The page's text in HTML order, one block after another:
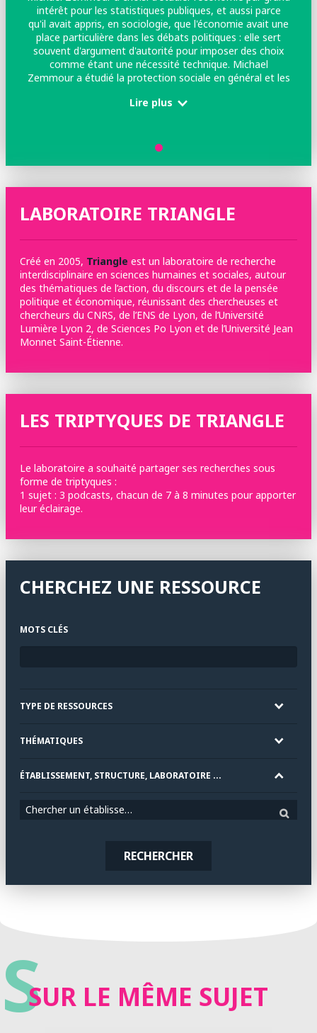
intérêt pour les statistiques publiques, et aussi parce
qu'il avait appris, en sociologie, que l'économie avait une
place particulière dans les débats politiques : elle sert
souvent d'argument d'autorité pour imposer des choix
comme étant une nécessité technique. Michael
Zemmour a étudié la protection sociale en général et les
aime les "gros sujets" , ceux qui concernent beaucoup
s'occupait notamment des bourses étudiantes. Cela l'a
Lire plus
LABORATOIRE TRIANGLE
Créé en 2005, Triangle est un laboratoire de recherche
interdisciplinaire en sciences humaines et sociales, autour
des thématiques de l’action, du discours et de la pensée
politique et économique, réunissant des chercheuses et
chercheurs du CNRS, de l’ENS de Lyon, de l’Université
Lumière Lyon 2, de Sciences Po Lyon et de l’Université Jean
Monnet Saint-Étienne.
LES TRIPTYQUES DE TRIANGLE
Le laboratoire a souhaité partager ses recherches sous
forme de triptyques :
1 sujet : 3 podcasts, chacun de 7 à 8 minutes pour apporter
leur éclairage.
CHERCHEZ UNE RESSOURCE
MOTS CLÉS
TYPE DE RESSOURCES
THÉMATIQUES
ÉTABLISSEMENT, STRUCTURE, LABORATOIRE ...
Chercher un établissement
RECHERCHER
SSUR LE MÊME SUJET